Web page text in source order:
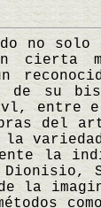
solo
cierta
de su
del
la
la